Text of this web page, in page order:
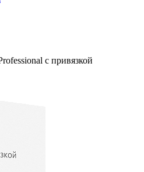
с привязкой